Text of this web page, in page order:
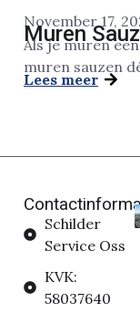
November 17,
Muren
Als je muren
muren sauzen
Lees meer
Schilder
Service Oss
KVK:
58037640